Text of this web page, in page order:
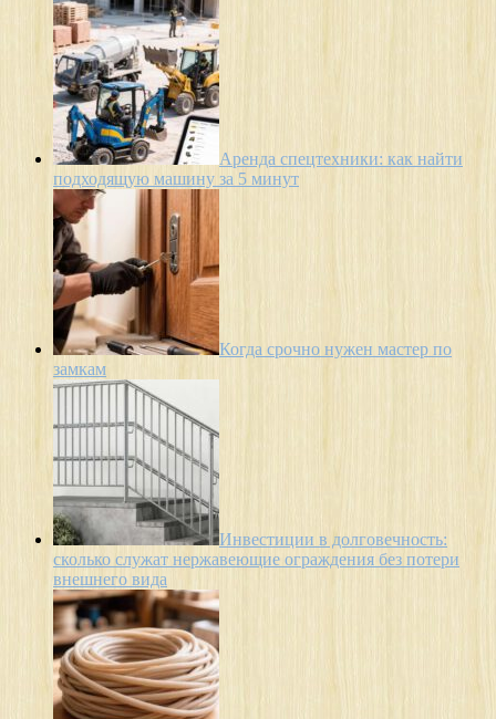
Аренда спецтехники: как найти
подходящую машину за 5 минут
Когда срочно нужен мастер по
замкам
Инвестиции в долговечность:
сколько служат нержавеющие ограждения без потери
внешнего вида